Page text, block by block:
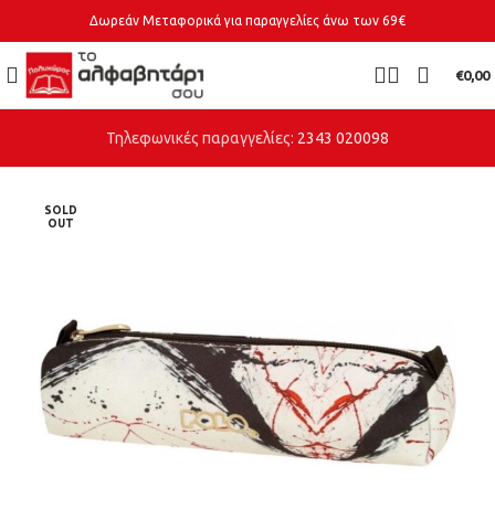
Δωρεάν Μεταφορικά για παραγγελίες άνω των 69€
€0,00
Τηλεφωνικές παραγγελίες: 2343 020098
SOLD
OUT